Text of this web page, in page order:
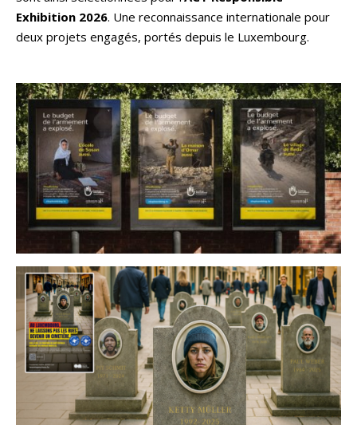
Exhibition 2026. Une reconnaissance internationale pour
deux projets engagés, portés depuis le Luxembourg.